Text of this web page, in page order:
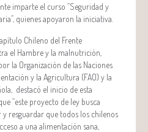
imparte el curso “Seguridad y
quienes apoyaron la iniciativa.
Chileno del Frente
el Hambre y la malnutrición,
la Organización de las Naciones
y la Agricultura (FAO) y la
destacó el inicio de esta
“este proyecto de ley busca
y resguardar que todos los chilenos
a una alimentación sana,